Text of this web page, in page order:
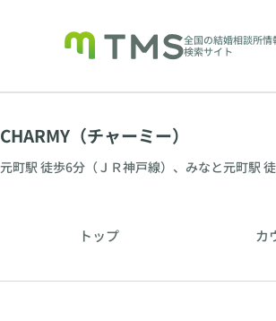
全国の結婚相談所情
検索サイト
CHARMY（チャーミー）
元町駅 徒歩6分（ＪＲ神戸線）、みなと元町駅
トップ カ